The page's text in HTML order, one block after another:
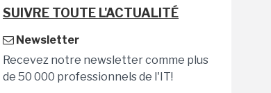
SUIVRE TOUTE L'ACTUALITÉ
Newsletter
Recevez notre newsletter comme plus
de 50 000 professionnels de l'IT!